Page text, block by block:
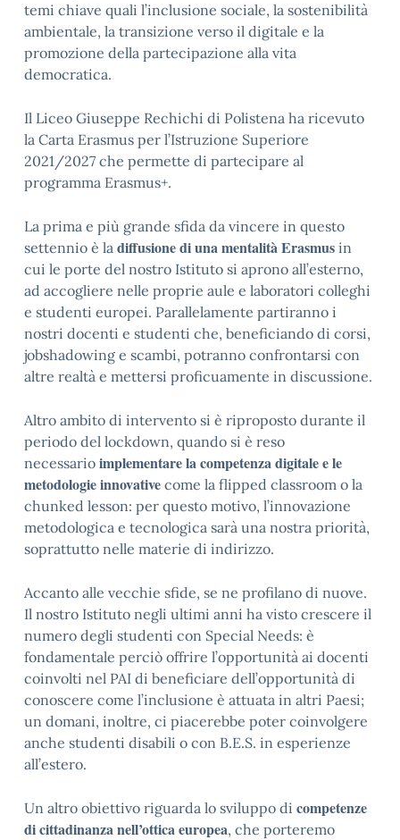
temi chiave quali l’inclusione sociale, la sostenibilità
ambientale, la transizione verso il digitale e la
promozione della partecipazione alla vita
democratica.
Il Liceo Giuseppe Rechichi di Polistena ha ricevuto
la Carta Erasmus per l’Istruzione Superiore
2021/2027 che permette di partecipare al
programma Erasmus+.
La prima e più grande sfida da vincere in questo
settennio è la diffusione di una mentalità Erasmus in
cui le porte del nostro Istituto si aprono all’esterno,
ad accogliere nelle proprie aule e laboratori colleghi
e studenti europei. Parallelamente partiranno i
nostri docenti e studenti che, beneficiando di corsi,
jobshadowing e scambi, potranno confrontarsi con
altre realtà e mettersi proficuamente in discussione.
Altro ambito di intervento si è riproposto durante il
periodo del lockdown, quando si è reso
necessario implementare la competenza digitale e le
metodologie innovative come la flipped classroom o la
chunked lesson: per questo motivo, l’innovazione
metodologica e tecnologica sarà una nostra priorità,
soprattutto nelle materie di indirizzo.
Accanto alle vecchie sfide, se ne profilano di nuove.
Il nostro Istituto negli ultimi anni ha visto crescere il
numero degli studenti con Special Needs: è
fondamentale perciò offrire l’opportunità ai docenti
coinvolti nel PAI di beneficiare dell’opportunità di
conoscere come l’inclusione è attuata in altri Paesi;
un domani, inoltre, ci piacerebbe poter coinvolgere
anche studenti disabili o con B.E.S. in esperienze
all’estero.
Un altro obiettivo riguarda lo sviluppo di competenze
di cittadinanza nell’ottica europea, che porteremo